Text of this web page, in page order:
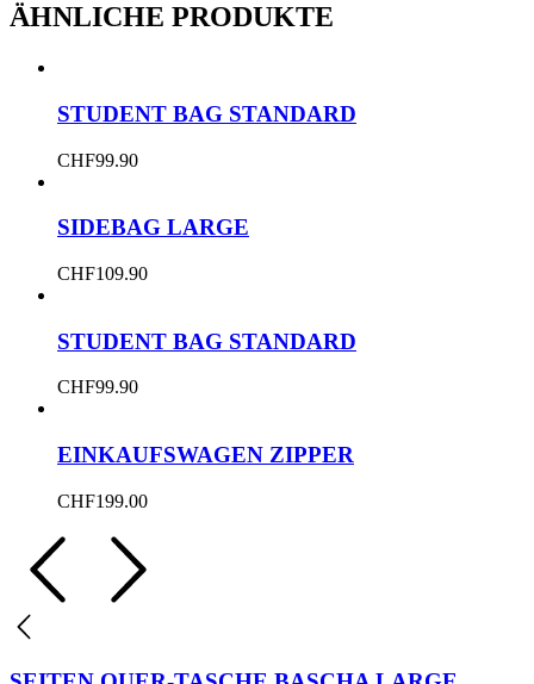
ÄHNLICHE PRODUKTE
STUDENT BAG STANDARD
CHF99.90
SIDEBAG LARGE
CHF109.90
STUDENT BAG STANDARD
CHF99.90
EINKAUFSWAGEN ZIPPER
CHF199.00